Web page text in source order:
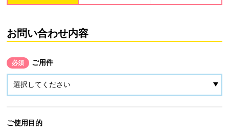
お問い合わせ内容
必須 ご用件
ご使用目的